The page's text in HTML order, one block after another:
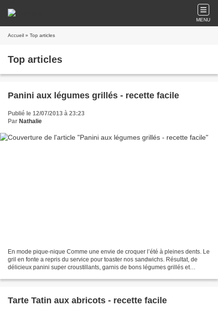
MENU
Accueil » Top articles
Top articles
Panini aux légumes grillés - recette facile
Publié le 12/07/2013 à 23:23
Par Nathalie
En mode pique-nique Comme une envie de croquer l’été à pleines dents. Le
gril en fonte a repris du service pour toaster nos sandwichs. Résultat, de
délicieux panini super croustillants, garnis de bons légumes grillés et
Tarte Tatin aux abricots - recette facile